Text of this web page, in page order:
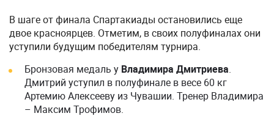
В шаге от финала Спартакиады остановились еще
двое красноярцев. Отметим, в своих полуфиналах они
уступили будущим победителям турнира.
Бронзовая медаль у Владимира Дмитриева.
Дмитрий уступил в полуфинале в весе 60 кг
Артемию Алексееву из Чувашии. Тренер Владимира
– Максим Трофимов.